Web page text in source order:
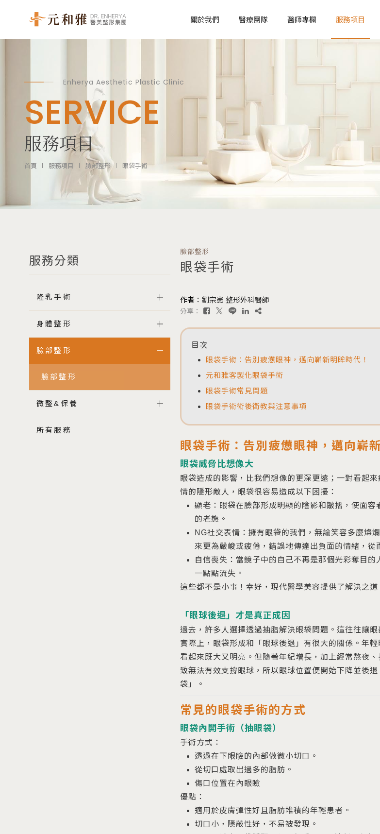
關於我們 醫療團隊 醫師專欄 服務項目
魔滴少女波 Motiva
魔滴絕世好波 Motiva JOY
女王波隆乳 Mentor Xtra
曼陀皇家 Mentor Boost
森巴女王 Silimed
璐娜水滴隆乳 Luna XT
珍珠波/盈波隆乳 Perle
果凍矽膠隆乳
平胸手術
縮胸手術
男性女乳症手術
脂肪與拉皮整形
二代威塑抽脂
腹部拉皮手術
Enherya Aesthetic Plastic Clinic
SERVICE
服務項目
首頁 服務項目 臉部整形 眼袋手術
服務分類
隆乳手術
身體整形
臉部整形
臉部整形
微整&保養
所有服務
臉部整形
眼袋手術
作者： 劉宗憲 整形外科醫師
分享：
目次
眼袋手術：告別疲憊眼神，邁向嶄新明眸時代！
元和雅客製化眼袋手術
眼袋手術常見問題
眼袋手術術後衛教與注意事項
眼袋手術：告別疲憊眼神，邁向嶄
眼袋威脅比想像大
眼袋造成的影響，比我們想像的更深更遠；一對看起
情的隱形敵人，眼袋很容易造成以下困擾：
顯老：眼袋在臉部形成明顯的陰影和皺摺，使面
的老態。
NG社交表情：擁有眼袋的我們，無論笑容多麼燦
來更為嚴峻或疲倦，錯誤地傳達出負面的情緒，從
自信喪失：當鏡子中的自己不再是那個光彩奪目
一點點流失。
這些都不是小事！幸好，現代醫學美容提供了解決之
「眼球後退」才是真正成因
過去，許多人選擇透過抽脂解決眼袋問題。這往往讓
實際上，眼袋形成和「眼球後退」有很大的關係。年
看起來既大又明亮。但隨著年紀增長，加上經常熬夜
致無法有效支撐眼球，所以眼球位置便開始下降並後
袋」。
常見的眼袋手術的方式
眼袋內開手術（抽眼袋）
手術方式：
透過在下眼瞼的內部做微小切口。
從切口處取出過多的脂肪。
傷口位置在內眼瞼
優點：
適用於皮膚彈性好且脂肪堆積的年輕患者。
切口小，隱蔽性好，不易被發現。